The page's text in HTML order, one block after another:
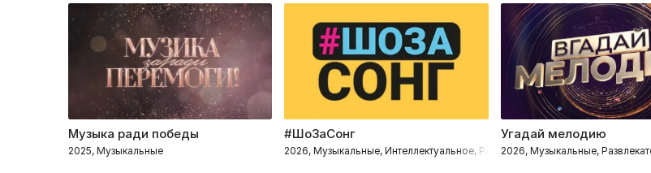
Музыка ради победы
2025, Музыкальные
#ШоЗаСонг
2026, Музыкальные, Интеллектуальное, Развлекательное
Угадай мелодию
2026, Музыкальные,